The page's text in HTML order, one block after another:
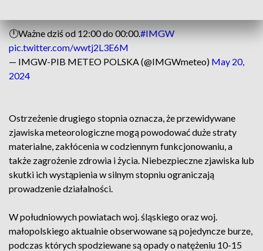
🕛Ważne dziś od 12:00 do 00:00.#IMGW
pic.twitter.com/wwtj2L3E6M
— IMGW-PIB METEO POLSKA (@IMGWmeteo) May 20,
2024
Ostrzeżenie drugiego stopnia oznacza, że przewidywane
zjawiska meteorologiczne mogą powodować duże straty
materialne, zakłócenia w codziennym funkcjonowaniu, a
także zagrożenie zdrowia i życia. Niebezpieczne zjawiska lub
skutki ich wystąpienia w silnym stopniu ograniczają
prowadzenie działalności.
W południowych powiatach woj. śląskiego oraz woj.
małopolskiego aktualnie obserwowane są pojedyncze burze,
podczas których spodziewane są opady o natężeniu 10-15